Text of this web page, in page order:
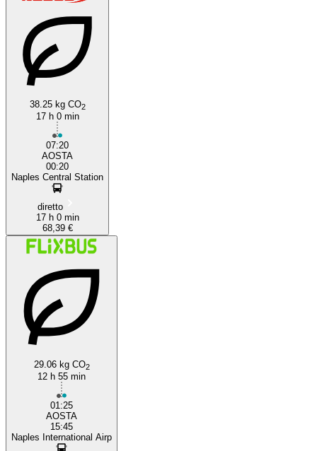
38.25 kg CO2
17 h 0 min
07:20
AOSTA
00:20
Naples Central Station
diretto
17 h 0 min
68,39 €
29.06 kg CO2
12 h 55 min
01:25
AOSTA
15:45
Naples International Airp